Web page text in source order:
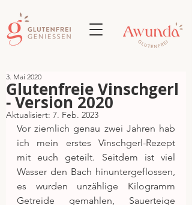
Glutenfreie Vinschgerl
- Version 2020
3. Mai 2020
Aktualisiert: 7. Feb. 2023
Vor ziemlich genau zwei Jahren hab
ich mein erstes Vinschgerl-Rezept
mit euch geteilt. Seitdem ist viel
Wasser den Bach hinuntergeflossen,
es wurden unzählige Kilogramm
Getreide gemahlen, Sauerteige